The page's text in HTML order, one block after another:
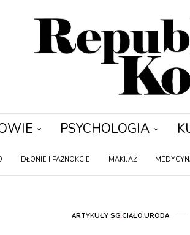
PSYCHOLOGIA
DŁONIE I PAZNOKCIE MAKIJAŻ
ARTYKUŁY SG,CIAŁO,URODA